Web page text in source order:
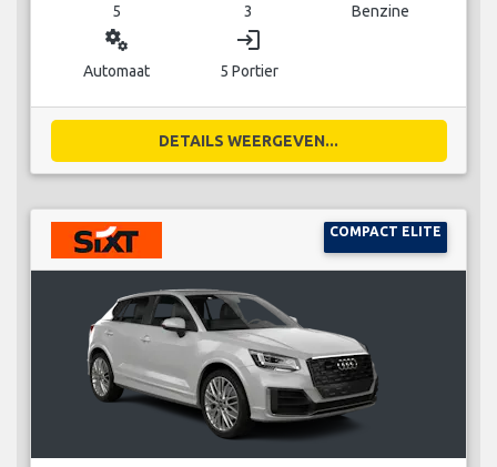
5 3 Benzine
miscellaneous_services
Automaat
login
5 Portier
DETAILS WEERGEVEN...
COMPACT ELITE